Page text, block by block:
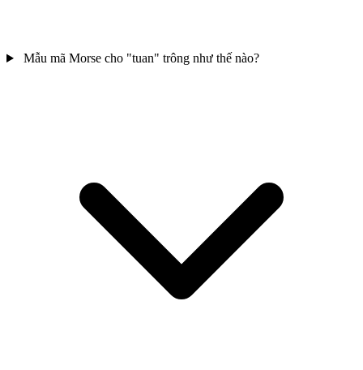
Mẫu mã Morse cho "tuan" trông như thế nào?